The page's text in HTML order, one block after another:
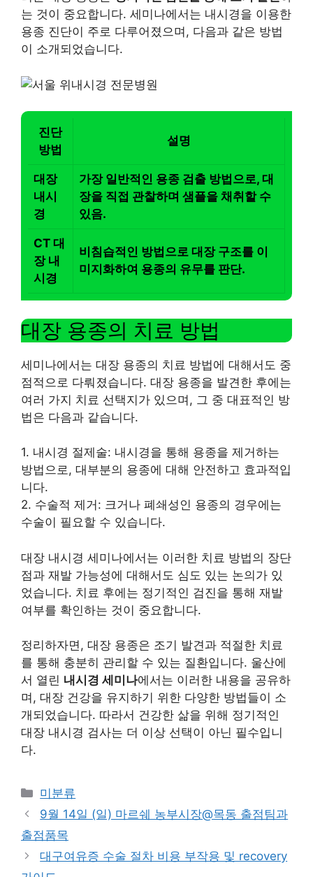
는 것이 중요합니다. 세미나에서는 내시경을 이용한
용종 진단이 주로 다루어졌으며, 다음과 같은 방법
이 소개되었습니다.
진단
방법
설명
대장
내시
경
가장 일반적인 용종 검출 방법으로, 대
장을 직접 관찰하며 샘플을 채취할 수
있음.
CT 대
장 내
시경
비침습적인 방법으로 대장 구조를 이
미지화하여 용종의 유무를 판단.
대장 용종의 치료 방법
세미나에서는 대장 용종의 치료 방법에 대해서도 중
점적으로 다뤄졌습니다. 대장 용종을 발견한 후에는
여러 가지 치료 선택지가 있으며, 그 중 대표적인 방
법은 다음과 같습니다.
1. 내시경 절제술: 내시경을 통해 용종을 제거하는
방법으로, 대부분의 용종에 대해 안전하고 효과적입
니다.
2. 수술적 제거: 크거나 폐쇄성인 용종의 경우에는
수술이 필요할 수 있습니다.
대장 내시경 세미나에서는 이러한 치료 방법의 장단
점과 재발 가능성에 대해서도 심도 있는 논의가 있
었습니다. 치료 후에는 정기적인 검진을 통해 재발
여부를 확인하는 것이 중요합니다.
정리하자면, 대장 용종은 조기 발견과 적절한 치료
를 통해 충분히 관리할 수 있는 질환입니다. 울산에
서 열린 내시경 세미나에서는 이러한 내용을 공유하
며, 대장 건강을 유지하기 위한 다양한 방법들이 소
개되었습니다. 따라서 건강한 삶을 위해 정기적인
대장 내시경 검사는 더 이상 선택이 아닌 필수입니
다.
Categories
미분류
9월 14일 (일) 마르쉐 농부시장@목동 출점팀과
출점품목
대구여유증 수술 절차 비용 부작용 및 recovery